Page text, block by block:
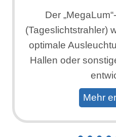
Der
(Tageslichtstrahler)
optimale
Hallen oder
Mehr